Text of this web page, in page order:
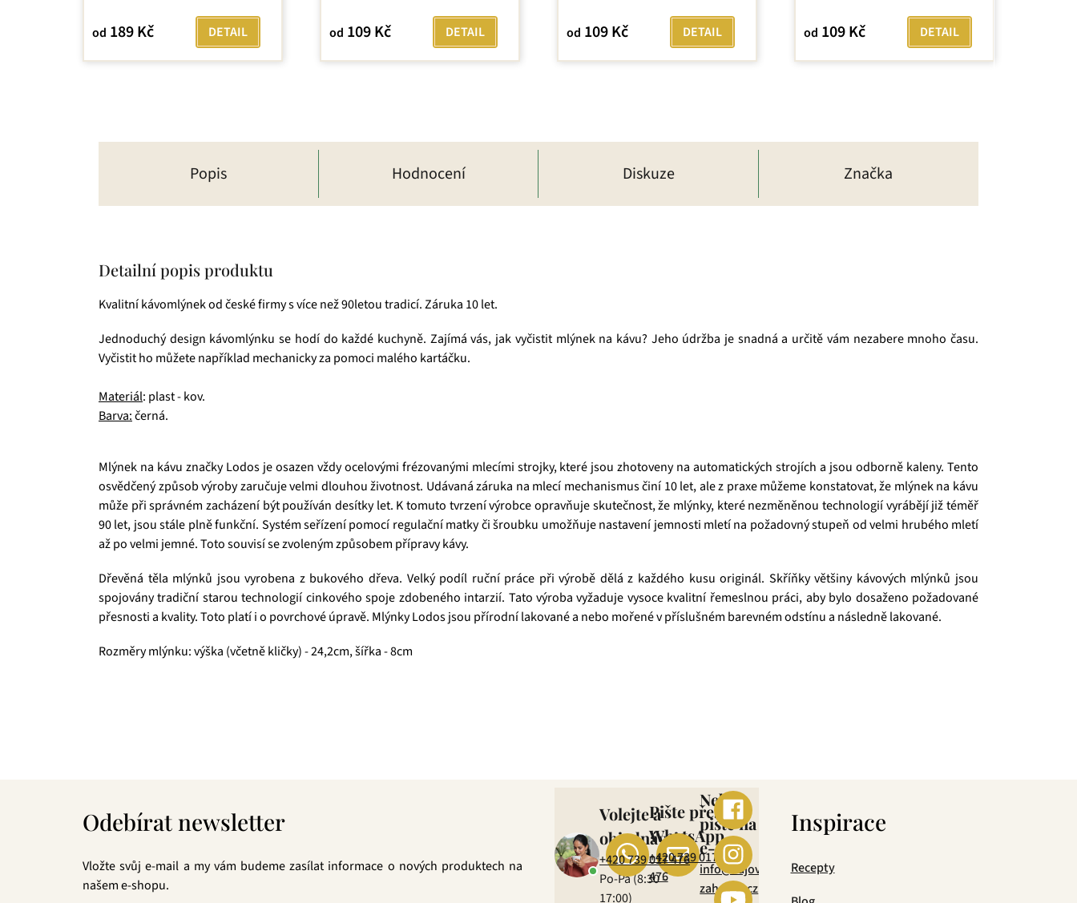
od 189 Kč DETAIL
5,0
5
od 109 Kč DETAIL od 109 Kč DETAIL
5,0
5
od 109 Kč DETAIL
Popis Hodnocení Diskuze Značka
Detailní popis produktu
Kvalitní kávomlýnek od české firmy s více než 90letou tradicí. Záruka 10 let.
Jednoduchý design kávomlýnku se hodí do každé kuchyně. Zajímá vás, jak vyčistit mlýnek na kávu? Jeho údržba je snadná a určitě vám nezabere mnoho času.
Vyčistit ho můžete například mechanicky za pomoci malého kartáčku.
Materiál: plast - kov.
Barva:černá.
Mlýnek na kávu značky Lodos je osazen vždy ocelovými frézovanými mlecími strojky, které jsou zhotoveny na automatických strojích a jsou odborně kaleny. Tento
osvědčený způsob výroby zaručuje velmi dlouhou životnost. Udávaná záruka na mlecí mechanismus činí 10 let, ale z praxe můžeme konstatovat, že mlýnek na kávu
může při správném zacházení být používán desítky let. K tomuto tvrzení výrobce opravňuje skutečnost, že mlýnky, které nezměněnou technologií vyrábějí již téměř
90 let, jsou stále plně funkční. Systém seřízení pomocí regulační matky či šroubku umožňuje nastavení jemnosti mletí na požadovný stupeň od velmi hrubého mletí
až po velmi jemné. Toto souvisí se zvoleným způsobem přípravy kávy.
Dřevěná těla mlýnků jsou vyrobena z bukového dřeva. Velký podíl ruční práce při výrobě dělá z každého kusu originál. Skříňky většiny kávových mlýnků jsou
spojovány tradiční starou technologií cinkového spoje zdobeného intarzií. Tato výroba vyžaduje vysoce kvalitní řemeslnou práci, aby bylo dosaženo požadované
přesnosti a kvality. Toto platí i o povrchové úpravě. Mlýnky Lodos jsou přírodní lakované a nebo mořené v příslušném barevném odstínu a následně lakované.
Rozměry mlýnku: výška (včetně kličky) - 24,2cm, šířka - 8cm
Odebírat newsletter
Vložte svůj e-mail a my vám budeme zasílat informace o nových produktech na
našem e-shopu.
Volejte a
objednávejte
+420 739 017 476
Po-Pá (8:30 –
17:00)
Pište přes
WhatsApp
+420 739 017
476
Nebo
pište na
e-mail
info@cajova-
zahrada.cz
Inspirace
Recepty